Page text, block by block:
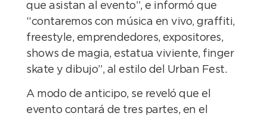
que asistan al evento”, e informó que
“contaremos con música en vivo, graffiti,
freestyle, emprendedores, expositores,
shows de magia, estatua viviente, finger
skate y dibujo”, al estilo del Urban Fest.
A modo de anticipo, se reveló que el
evento contará de tres partes, en el